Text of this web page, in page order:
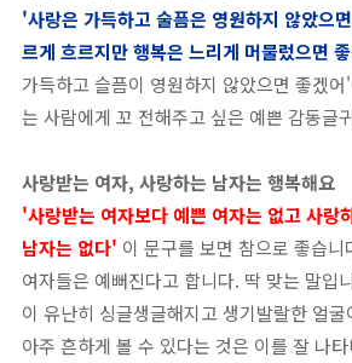
'사랑은 가득하고 술픔은 영원하지 않았으
르게 흐르지만 행복은 느리게 머물렀으면
가득하고 슬픔이 영원하지 않았으면 좋겠
는 사람에게 꼬 전해주고 싶은 예쁜 감동글
사랑받는 여자, 사랑하는 남자는 행복해요
'사랑받는 여자보다 예쁜 여자는 없고 사랑
남자는 없다' 이 문구를 보면 참으로 좋습니
여자들은 예뻐진다고 합니다. 딱 맞는 말입
이 유난히 싱글생글해지고 생기발랄한 얼
아주 흔하게 볼 수 있다는 것은 이를 잘 나